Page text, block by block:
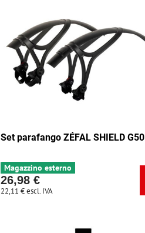
Set parafango ZÉFAL SHIELD G50
Magazzino esterno
26,98 €
22,11 €escl. IVA